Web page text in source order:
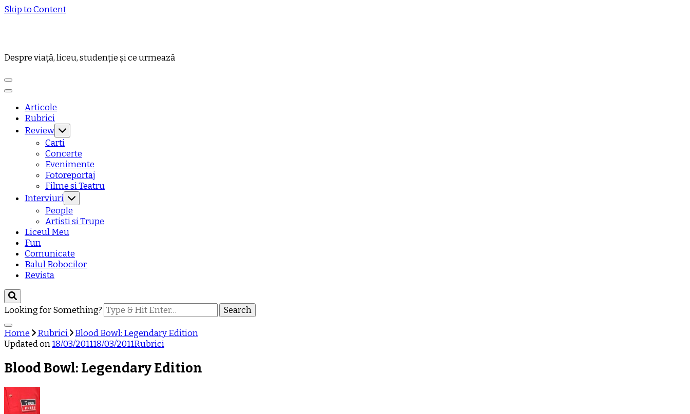
Skip to Content
Despre viață, liceu, studenție și ce urmează
Articole
Rubrici
Review
Carti
Concerte
Evenimente
Fotoreportaj
Filme si Teatru
Interviuri
People
Artisti si Trupe
Liceul Meu
Fun
Comunicate
Balul Bobocilor
Revista
Looking for Something?
Home Rubrici
Blood Bowl: Legendary Edition
Updated on18/03/201118/03/2011Rubrici
Blood Bowl: Legendary Edition